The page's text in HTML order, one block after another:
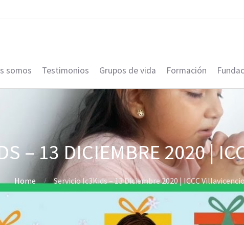
somos Testimonios Grupos de vida Formación
– 13 DICIEMBRE 2020 |
Home Servicio Ic3Kids – 13 Diciembre 2020 | ICCC